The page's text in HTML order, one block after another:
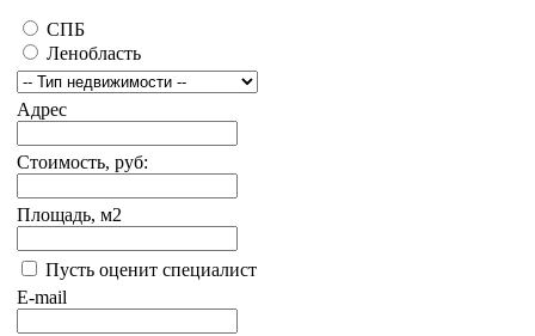
СПБ
Ленобласть
Адрес
Стоимость, руб:
Площадь, м2
Пусть оценит специалист
E-mail